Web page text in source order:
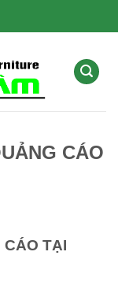
CÁO
CÁO TẠI